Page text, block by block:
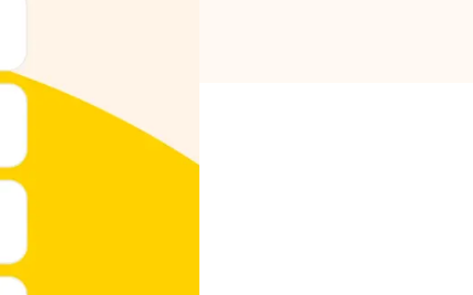
ajalugu
meiega ühendust